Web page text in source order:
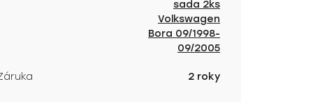
sada 2ks
Volkswagen
Bora 09/1998-
09/2005
2 roky